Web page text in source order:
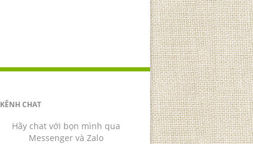
KÊNH CHAT
Hãy chat với bọn mình qua
Messenger và Zalo